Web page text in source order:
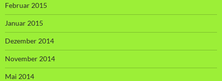
Februar 2015
Januar 2015
Dezember 2014
November 2014
Mai 2014